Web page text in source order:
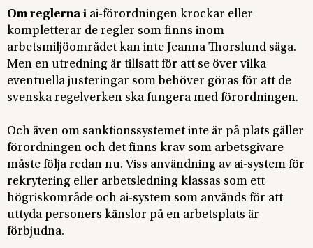
Om reglerna i ai-förordningen krockar eller
kompletterar de regler som finns inom
arbetsmiljöområdet kan inte Jeanna Thorslund säga.
Men en utredning är tillsatt för att se över vilka
eventuella justeringar som behöver göras för att de
svenska regelverken ska fungera med förordningen.
Och även om sanktionssystemet inte är på plats gäller
förordningen och det finns krav som arbetsgivare
måste följa redan nu. Viss användning av ai-system för
rekrytering eller arbetsledning klassas som ett
högriskområde och ai-system som används för att
uttyda personers känslor på en arbetsplats är
förbjudna.